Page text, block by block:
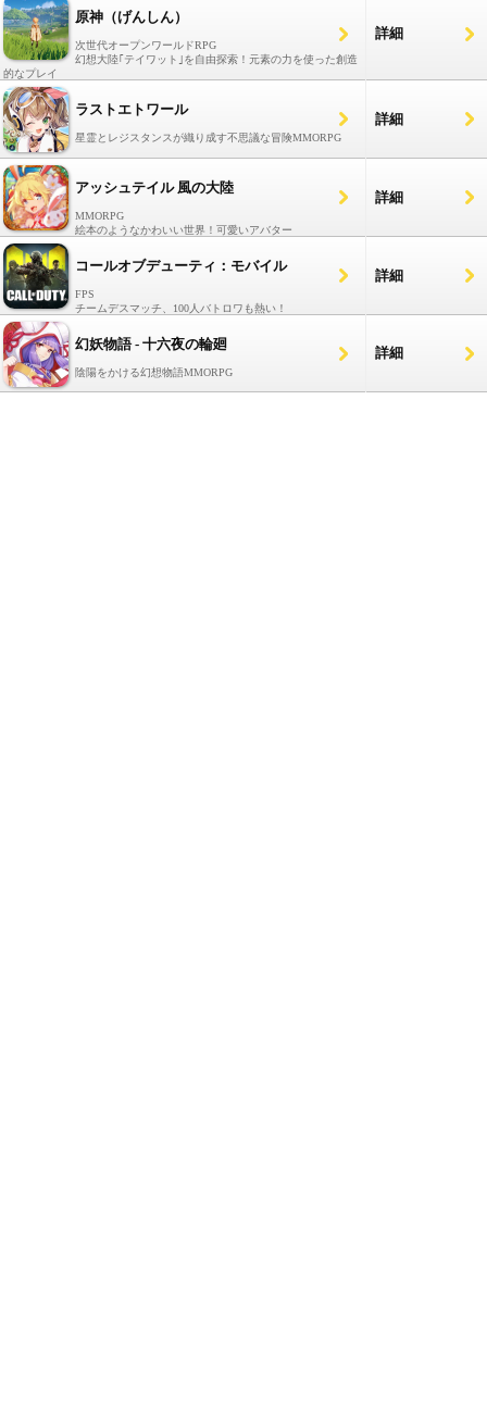
原神（げんしん）
次世代オープンワールドRPG
幻想大陸｢テイワット｣を自由探索！元素の力を使った創造
的なプレイ
詳細
ラストエトワール
星霊とレジスタンスが織り成す不思議な冒険MMORPG
詳細
アッシュテイル 風の大陸
MMORPG
絵本のようなかわいい世界！可愛いアバター
詳細
コールオブデューティ：モバイル
FPS
チームデスマッチ、100人バトロワも熱い！
詳細
幻妖物語 - 十六夜の輪廻
陰陽をかける幻想物語MMORPG
詳細